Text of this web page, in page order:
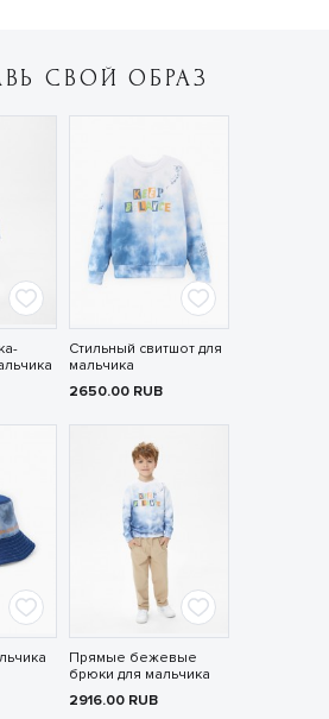
СВОЙ ОБРАЗ
Стильный свитшот для
мальчика
2650.00 RUB
Прямые бежевые
брюки для мальчика
2916.00 RUB